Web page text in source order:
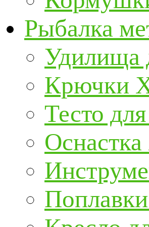
Рыбалка
Удилища
Крючки
Тесто